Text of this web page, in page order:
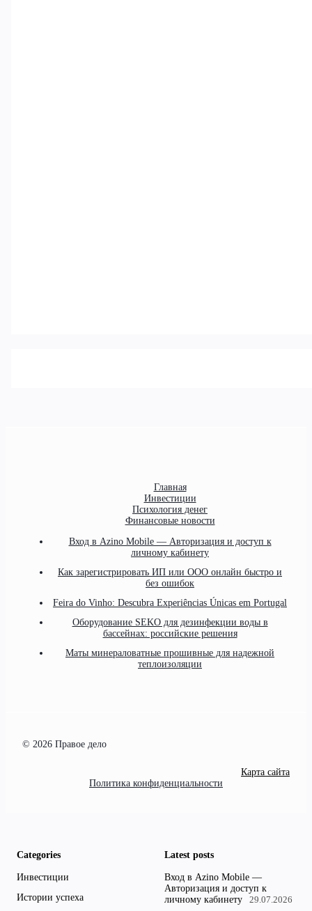
Главная
Инвестиции
Психология денег
Финансовые новости
Вход в Azino Mobile — Авторизация и доступ к
личному кабинету
Как зарегистрировать ИП или ООО онлайн быстро и
без ошибок
Feira do Vinho: Descubra Experiências Únicas em Portugal
Оборудование SEKO для дезинфекции воды в
бассейнах: российские решения
Маты минераловатные прошивные для надежной
теплоизоляции
© 2026 Правое дело
Карта сайта
Политика конфиденциальности
Categories
Инвестиции
Истории успеха
Latest posts
Вход в Azino Mobile —
Авторизация и доступ к
личному кабинету
29.07.2026